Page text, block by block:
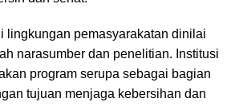
lingkungan pemasyarakatan dinilai
narasumber dan penelitian. Institusi
program serupa sebagai bagian
tujuan menjaga kebersihan dan